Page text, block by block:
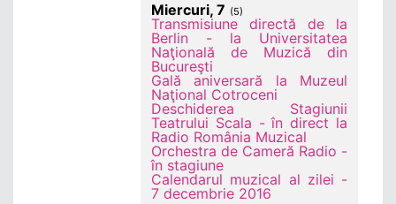
Miercuri, 7 (5)
Transmisiune directă de la
Berlin - la Universitatea
Naţională de Muzică din
Bucureşti
Gală aniversară la Muzeul
Naţional Cotroceni
Deschiderea Stagiunii
Teatrului Scala - în direct la
Radio România Muzical
Orchestra de Cameră Radio -
în stagiune
Calendarul muzical al zilei -
7 decembrie 2016